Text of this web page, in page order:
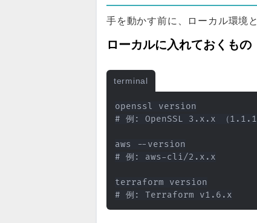
手を動かす前に、ローカル環境
ローカルに入れておくもの
terminal
openssl version
# 例: OpenSSL 3.x.x （1.1.1以
aws --version
# 例: aws-cli/2.x.x
terraform version